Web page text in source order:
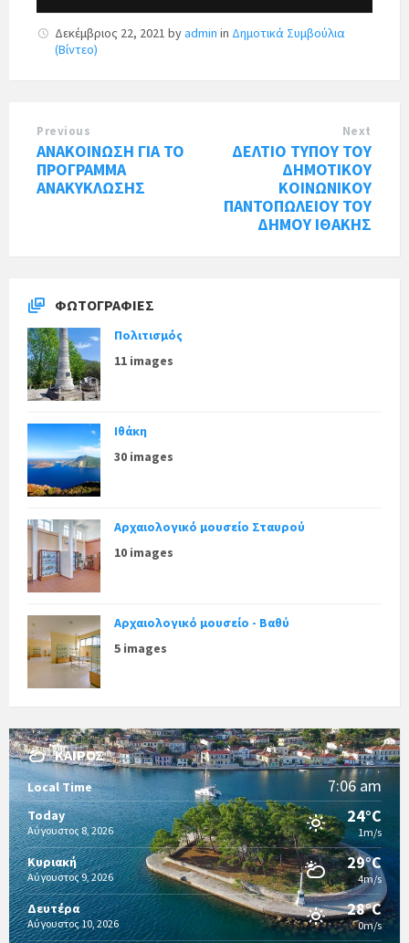
Δεκέμβριος 22, 2021 byadmin in Δημοτικά Συμβούλια
(Βίντεο)
Previous
ΑΝΑΚΟΙΝΩΣΗ ΓΙΑ ΤΟ
ΠΡΟΓΡΑΜΜΑ
ΑΝΑΚΥΚΛΩΣΗΣ
Next
ΔΕΛΤΙΟ ΤΥΠΟΥ ΤΟΥ
ΔΗΜΟΤΙΚΟΥ
ΚΟΙΝΩΝΙΚΟΥ
ΠΑΝΤΟΠΩΛΕΙΟΥ ΤΟΥ
ΔΗΜΟΥ ΙΘΑΚΗΣ
ΦΩΤΟΓΡΑΦΊΕΣ
Πολιτισμός
11 images
Ιθάκη
30 images
Αρχαιολογικό μουσείο Σταυρού
10 images
Αρχαιολογικό μουσείο - Βαθύ
5 images
ΚΑΙΡΌΣ
Local Time 7:06 am
Today
Αύγουστος 8, 2026
24°C
1m/s
Κυριακή
Αύγουστος 9, 2026
29°C
4m/s
Δευτέρα
Αύγουστος 10, 2026
28°C
0m/s